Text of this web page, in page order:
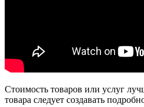
Стоимость товаров или услуг
товара следует создавать